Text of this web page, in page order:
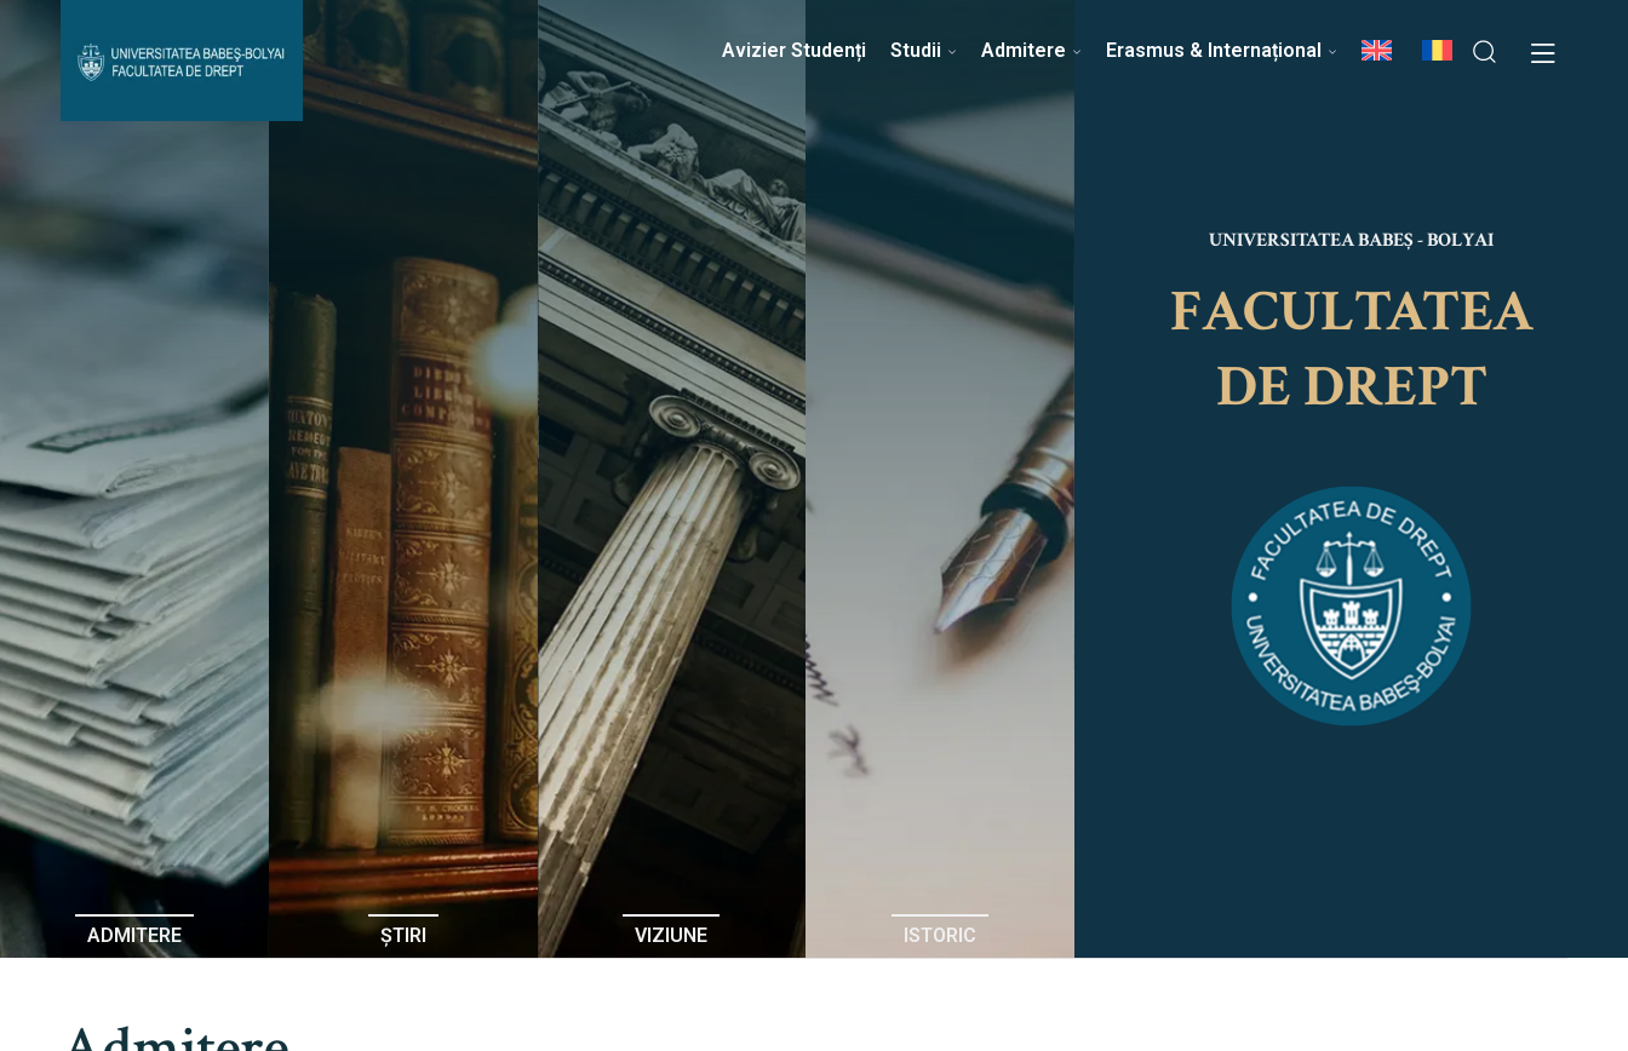
Avizier Studenți Admitere Erasmus & Internațional Despre Facultate Știri Echipa Facultății
Contact
Avizier Studenți Studii Admitere Erasmus & Internațional
ADMITERE ȘTIRI VIZIUNE ISTORIC
UNIVERSITATEA BABEȘ - BOLYAI
FACULTATEA
DE DREPT